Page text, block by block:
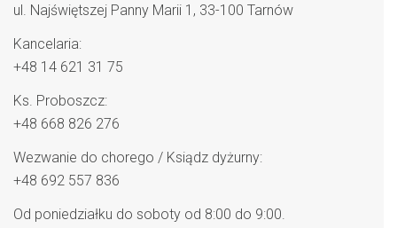
ul. Najświętszej Panny Marii 1, 33-100 Tarnów
Kancelaria:
+48 14 621 31 75
Ks. Proboszcz:
+48 668 826 276
Wezwanie do chorego / Ksiądz dyżurny:
+48 692 557 836
Od poniedziałku do soboty od 8:00 do 9:00.